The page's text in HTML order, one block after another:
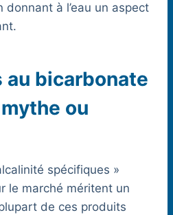
à l’eau un aspect
bicarbonate
ou
spécifiques »
le marché méritent un
de ces produits